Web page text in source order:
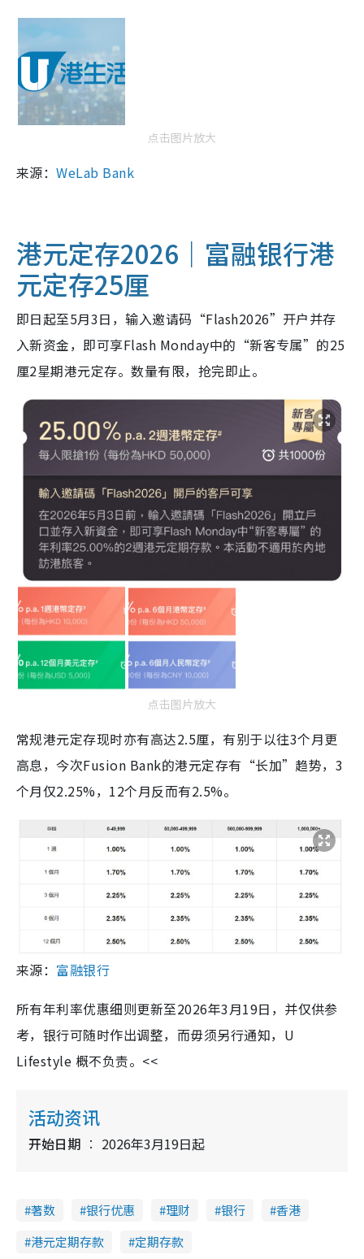
点击图片放大
来源：WeLab Bank
港元定存2026｜富融银行港
元定存25厘
即日起至5月3日，输入邀请码“Flash2026”开户并存
入新资金，即可享Flash Monday中的“新客专属”的25
厘2星期港元定存。数量有限，抢完即止。
点击图片放大
常规港元定存现时亦有高达2.5厘，有别于以往3个月更
高息，今次Fusion Bank的港元定存有“长加”趋势，3
个月仅2.25%，12个月反而有2.5%。
来源： 富融银行
所有年利率优惠细则更新至2026年3月19日，并仅供参
考，银行可随时作出调整，而毋须另行通知，U
Lifestyle 概不负责。<<
活动资讯
开始日期 2026年3月19日起
著数 银行优惠 理财 银行
香港
港元定期存款
定期存款